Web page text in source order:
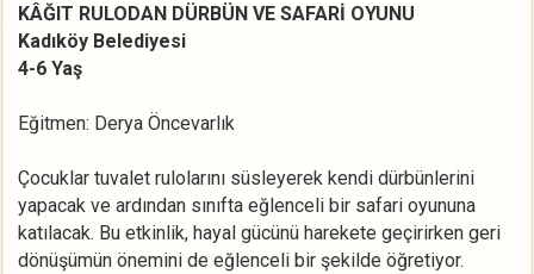
KÂĞIT RULODAN DÜRBÜN VE SAFARİ OYUNU
Kadıköy Belediyesi
4-6 Yaş
Eğitmen: Derya Öncevarlık
Çocuklar tuvalet rulolarını süsleyerek kendi dürbünlerini
yapacak ve ardından sınıfta eğlenceli bir safari oyununa
katılacak. Bu etkinlik, hayal gücünü harekete geçirirken geri
dönüşümün önemini de eğlenceli bir şekilde öğretiyor.